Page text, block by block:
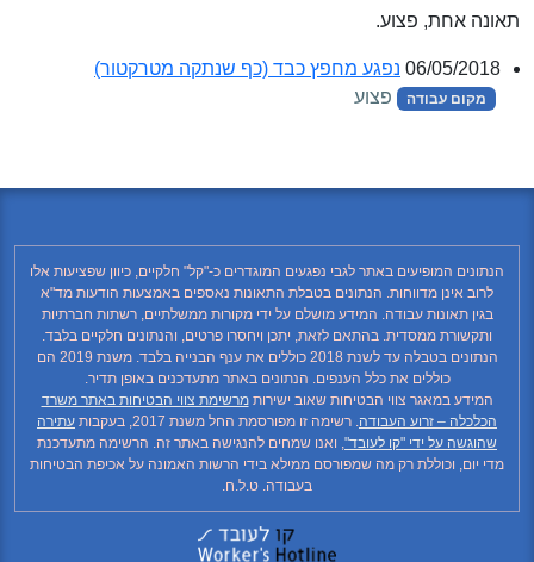
תאונה אחת, פצוע.
06/05/2018 נפגע מחפץ כבד (כף שנתקה מטרקטור)
מקום עבודה פצוע
הנתונים המופיעים באתר לגבי נפגעים המוגדרים כ-"קל" חלקיים, כיוון שפציעות אלו
לרוב אינן מדווחות. הנתונים בטבלת התאונות נאספים באמצעות הודעות מד"א
בגין תאונות עבודה. המידע מושלם על ידי מקורות ממשלתיים, רשתות חברתיות
ותקשורת ממסדית. בהתאם לזאת, יתכן ויחסרו פרטים, והנתונים חלקיים בלבד.
הנתונים בטבלה עד לשנת 2018 כוללים את ענף הבנייה בלבד. משנת 2019 הם
כוללים את כלל הענפים. הנתונים באתר מתעדכנים באופן תדיר.
המידע במאגר צווי הבטיחות שאוב ישירותמרשימת צווי הבטיחות באתר משרד
הכלכלה – זרוע העבודה. רשימה זו מפורסמת החל משנת 2017, בעקבות
עתירה
שהוגשה על ידי "קו לעובד", ואנו שמחים להנגישה באתר זה. הרשימה מתעדכנת
מדי יום, וכוללת רק מה שמפורסם ממילא בידי הרשות האמונה על אכיפת הבטיחות
בעבודה. ט.ל.ח.